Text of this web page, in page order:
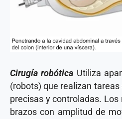
Cirugía robótica Utiliza
(robots) que realizan
precisas y controladas.
brazos con amplitud de